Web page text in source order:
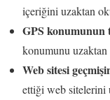
içeriğini uzaktan
GPS konumunun
konumunu
Web sitesi
ettiği web sitelerini